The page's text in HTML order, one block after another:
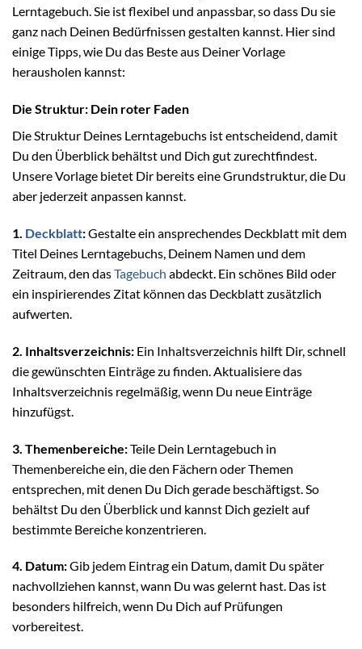
Lerntagebuch. Sie ist flexibel und anpassbar, so dass Du sie
ganz nach Deinen Bedürfnissen gestalten kannst. Hier sind
einige Tipps, wie Du das Beste aus Deiner Vorlage
herausholen kannst:
Die Struktur: Dein roter Faden
Die Struktur Deines Lerntagebuchs ist entscheidend, damit
Du den Überblick behältst und Dich gut zurechtfindest.
Unsere Vorlage bietet Dir bereits eine Grundstruktur, die Du
aber jederzeit anpassen kannst.
1. Deckblatt:Gestalte ein ansprechendes Deckblatt mit dem
Titel Deines Lerntagebuchs, Deinem Namen und dem
Zeitraum, den dasTagebuch abdeckt. Ein schönes Bild oder
ein inspirierendes Zitat können das Deckblatt zusätzlich
aufwerten.
2. Inhaltsverzeichnis: Ein Inhaltsverzeichnis hilft Dir, schnell
die gewünschten Einträge zu finden. Aktualisiere das
Inhaltsverzeichnis regelmäßig, wenn Du neue Einträge
hinzufügst.
3. Themenbereiche:Teile Dein Lerntagebuch in
Themenbereiche ein, die den Fächern oder Themen
entsprechen, mit denen Du Dich gerade beschäftigst. So
behältst Du den Überblick und kannst Dich gezielt auf
bestimmte Bereiche konzentrieren.
4. Datum:Gib jedem Eintrag ein Datum, damit Du später
nachvollziehen kannst, wann Du was gelernt hast. Das ist
besonders hilfreich, wenn Du Dich auf Prüfungen
vorbereitest.